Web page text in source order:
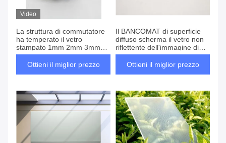
Video
La struttura di commutatore
ha temperato il vetro
stampato 1mm 2mm 3mm
4mm 5mm 6mm
Ottieni il miglior prezzo
Il BANCOMAT di superficie
diffuso scherma il vetro non
riflettente dell'immagine di
6mm
Ottieni il miglior prezzo